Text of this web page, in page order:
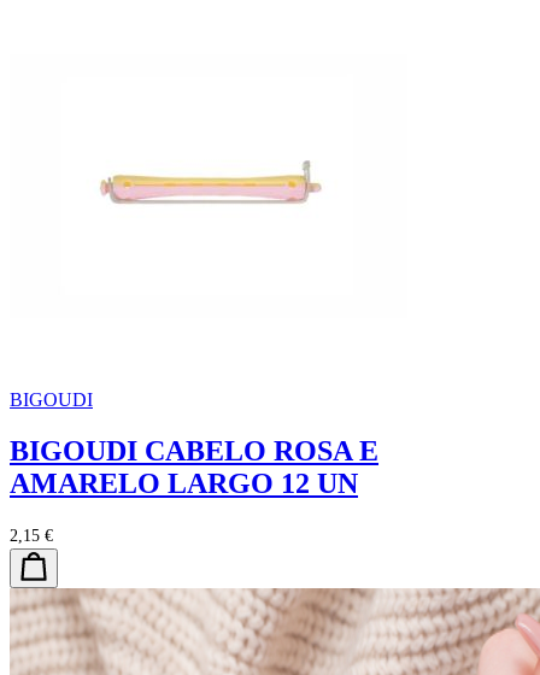
BIGOUDI
BIGOUDI CABELO ROSA E
AMARELO LARGO 12 UN
2,15 €